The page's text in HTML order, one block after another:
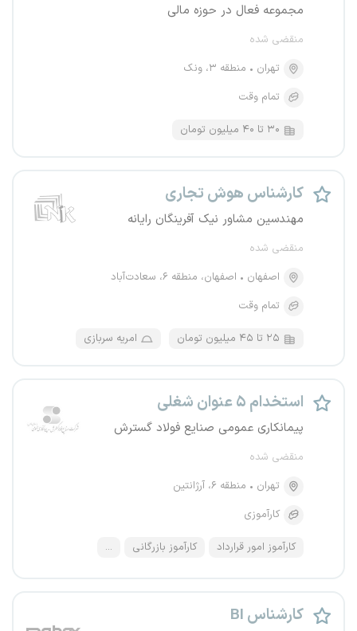
مجموعه فعال در حوزه مالی
منقضی شده
تهران
منطقه ۳، ونک
تمام وقت
۳۰ تا ۴۰ میلیون تومان
کارشناس هوش تجاری
مهندسین مشاور نیک آفرینگان رایانه
منقضی شده
اصفهان
اصفهان، منطقه ۶، سعادت‌آباد
تمام وقت
۲۵ تا ۴۵ میلیون تومان امریه سربازی
استخدام ۵ عنوان شغلی
پیمانکاری عمومی صنایع فولاد گسترش
منقضی شده
تهران
منطقه ۶، آرژانتین
کارآموزی
کارآموز امور قرارداد کارآموز بازرگانی ...
کارشناس BI